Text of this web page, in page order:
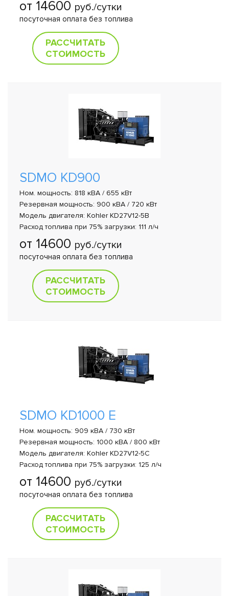
от 14600 руб./сутки
посуточная оплата без топлива
РАССЧИТАТЬ
СТОИМОСТЬ
SDMO KD900
Ном. мощность: 818 кВА / 655 кВт
Резервная мощность: 900 кВА / 720 кВт
Модель двигателя: Kohler KD27V12-5B
Расход топлива при 75% загрузки: 111 л/ч
от 14600 руб./сутки
посуточная оплата без топлива
РАССЧИТАТЬ
СТОИМОСТЬ
SDMO KD1000 E
Ном. мощность: 909 кВА / 730 кВт
Резервная мощность: 1000 кВА / 800 кВт
Модель двигателя: Kohler KD27V12-5C
Расход топлива при 75% загрузки: 125 л/ч
от 14600 руб./сутки
посуточная оплата без топлива
РАССЧИТАТЬ
СТОИМОСТЬ